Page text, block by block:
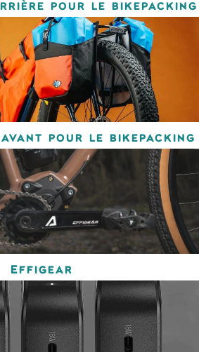
pour le bikepacking
pour le bikepacking
Effigear